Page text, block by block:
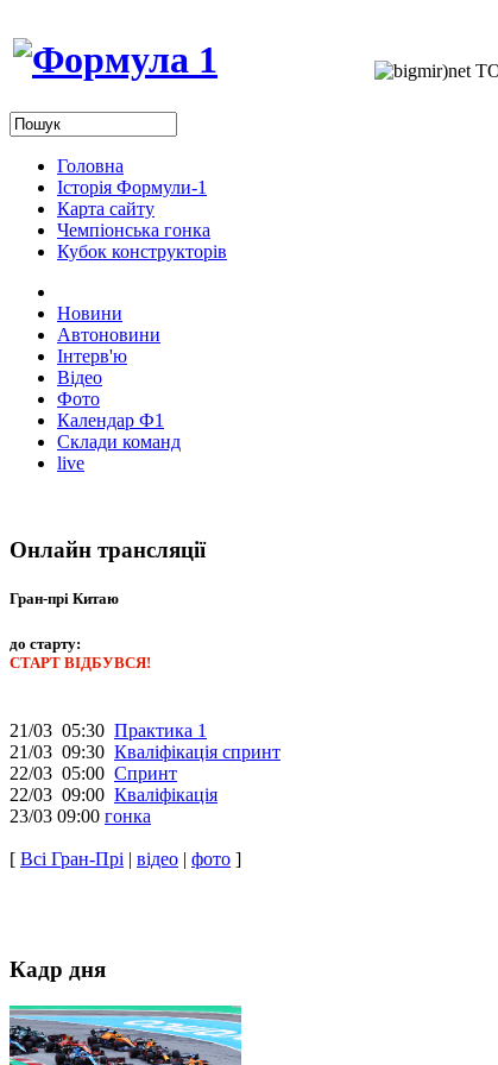
Головна
Історія Формули-1
Карта сайту
Чемпіонська гонка
Кубок конструкторів
Новини
Автоновини
Інтерв'ю
Відео
Фото
Календар Ф1
Склади команд
live
Онлайн трансляції
Гран-прі Китаю
до старту:
СТАРТ ВІДБУВСЯ!
21/03 05:30 Практика 1
21/03 09:30 Кваліфікація спринт
22/03 05:00 Спринт
22/03 09:00 Кваліфікація
23/03 09:00 гонка
[ Всі Гран-Прі | відео | фото ]
Кадр дня